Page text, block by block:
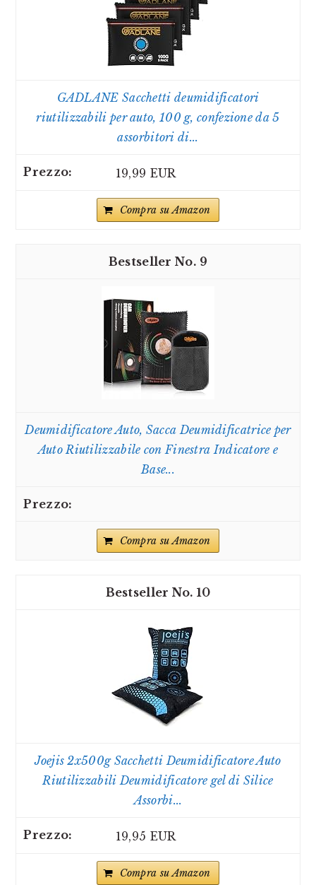
GADLANE Sacchetti deumidificatori
riutilizzabili per auto, 100 g, confezione da 5
assorbitori di...
19,99 EUR
Compra su Amazon
9
Deumidificatore Auto, Sacca Deumidificatrice per
Auto Riutilizzabile con Finestra Indicatore e
Base...
Compra su Amazon
10
Joejis 2x500g Sacchetti Deumidificatore Auto
Riutilizzabili Deumidificatore gel di Silice
Assorbi...
19,95 EUR
Compra su Amazon